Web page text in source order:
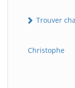
Trouver
Christophe